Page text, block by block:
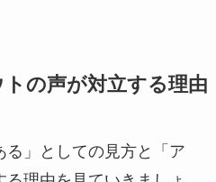
の声が対立する理由
る」としての見方と「ア